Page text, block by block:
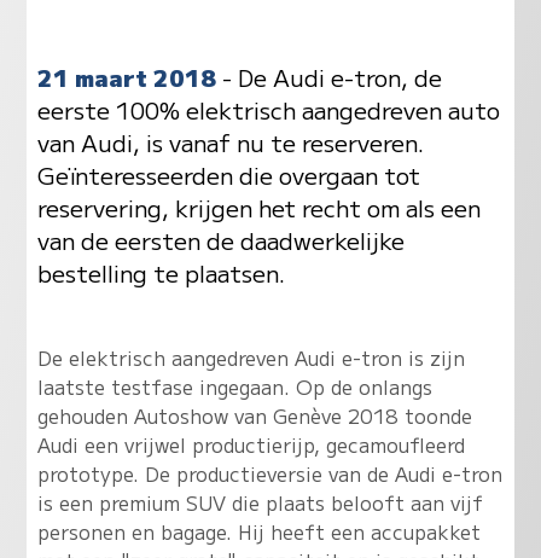
21 maart 2018- De Audi e-tron, de
eerste 100% elektrisch aangedreven auto
van Audi, is vanaf nu te reserveren.
Geïnteresseerden die overgaan tot
reservering, krijgen het recht om als een
van de eersten de daadwerkelijke
bestelling te plaatsen.
De elektrisch aangedreven Audi e-tron is zijn
laatste testfase ingegaan. Op de onlangs
gehouden Autoshow van Genève 2018 toonde
Audi een vrijwel productierijp, gecamoufleerd
prototype. De productieversie van de Audi e-tron
is een premium SUV die plaats belooft aan vijf
personen en bagage. Hij heeft een accupakket